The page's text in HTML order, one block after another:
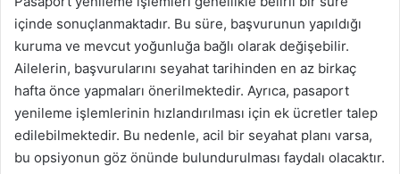
içinde sonuçlanmaktadır. Bu süre, başvurunun yapıldığı
kuruma ve mevcut yoğunluğa bağlı olarak değişebilir.
Ailelerin, başvurularını seyahat tarihinden en az birkaç
hafta önce yapmaları önerilmektedir. Ayrıca, pasaport
yenileme işlemlerinin hızlandırılması için ek ücretler talep
edilebilmektedir. Bu nedenle, acil bir seyahat planı varsa,
bu opsiyonun göz önünde bulundurulması faydalı olacaktır.